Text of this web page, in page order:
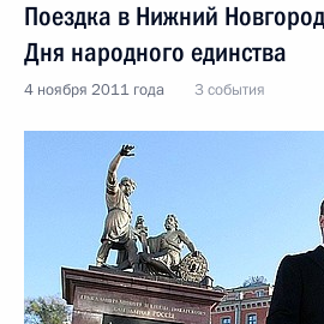
Поездка в Нижний
Дня народного единства
4 ноября 2011 года 3 события